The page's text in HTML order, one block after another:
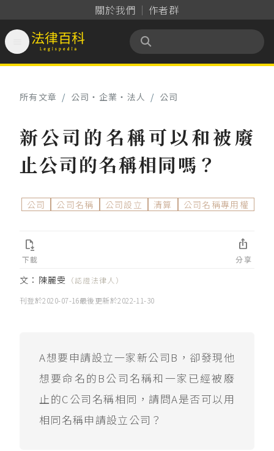
關於我們 作者群
法律百科 Legispedia
所有文章 / 公司‧企業‧法人 / 公司
新公司的名稱可以和被廢
止公司的名稱相同嗎？
公司 公司名稱 公司設立 清算 公司名稱專用權
文： 陳麗雯 （認證法律人）
刊登於2020-07-16最後更新於2022-11-30
A想要申請設立一家新公司B，卻發現他
想要命名的B公司名稱和一家已經被廢
止的C公司名稱相同，請問A是否可以用
相同名稱申請設立公司？
下載

分享
